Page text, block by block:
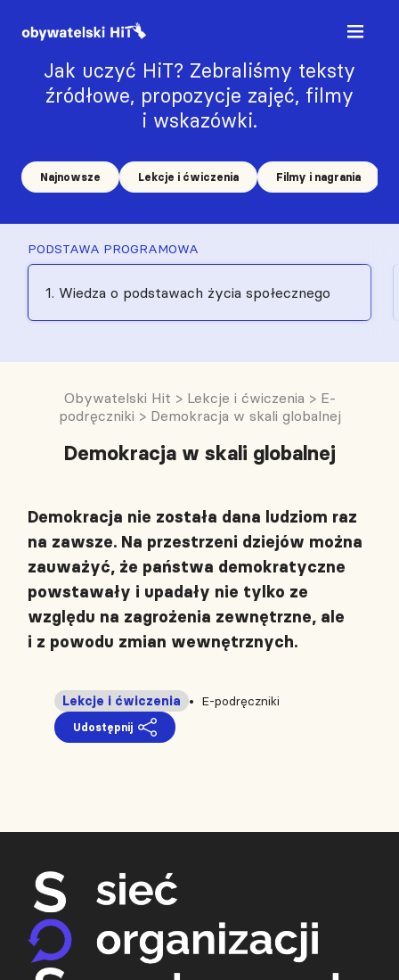
Jak uczyć HiT? Zebraliśmy teksty
źródłowe, propozycje zajęć, filmy
i wskazówki.
Najnowsze Lekcje i ćwiczenia Filmy i nagrania
PODSTAWA PROGRAMOWA
1. Wiedza o podstawach życia społecznego
Obywatelski Hit > Lekcje i ćwiczenia > E-
podręczniki > Demokracja w skali globalnej
Demokracja w skali globalnej
Demokracja nie została dana ludziom raz
na zawsze. Na przestrzeni dziejów można
zauważyć, że państwa demokratyczne
powstawały i upadały nie tylko ze
względu na zagrożenia zewnętrzne, ale
i z powodu zmian wewnętrznych.
E-podręczniki
Lekcje i ćwiczenia
Udostępnij